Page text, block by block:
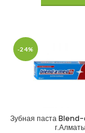
-24%
Зубная паста
г.Алматы